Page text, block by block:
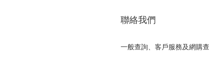
聯絡我們
一般查詢、客戶服務及網購